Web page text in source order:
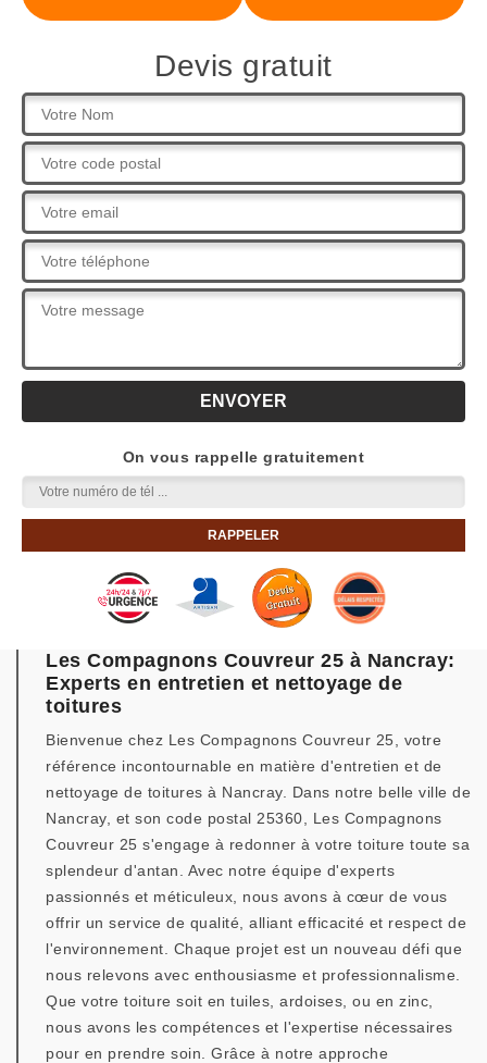
Devis gratuit
On vous rappelle gratuitement
Les Compagnons Couvreur 25 à Nancray:
Experts en entretien et nettoyage de
toitures
Bienvenue chez Les Compagnons Couvreur 25, votre
référence incontournable en matière d'entretien et de
nettoyage de toitures à Nancray. Dans notre belle ville de
Nancray, et son code postal 25360, Les Compagnons
Couvreur 25 s'engage à redonner à votre toiture toute sa
splendeur d'antan. Avec notre équipe d'experts
passionnés et méticuleux, nous avons à cœur de vous
offrir un service de qualité, alliant efficacité et respect de
l'environnement. Chaque projet est un nouveau défi que
nous relevons avec enthousiasme et professionnalisme.
Que votre toiture soit en tuiles, ardoises, ou en zinc,
nous avons les compétences et l'expertise nécessaires
pour en prendre soin. Grâce à notre approche